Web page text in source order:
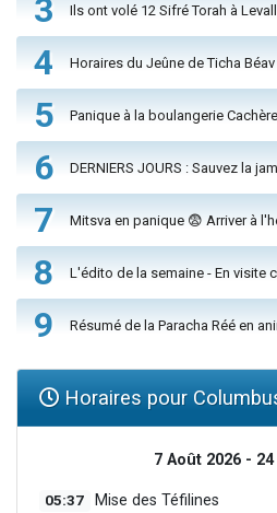
3 Ils ont volé 12 Sifré Torah à
4 Horaires du Jeûne de Ticha Béav
5 Panique à la boulangerie Cachère
6 DERNIERS JOURS : Sauvez la
7 Mitsva en panique 😨 Arriver à
8 L'édito de la semaine - En visite
9 Résumé de la Paracha Réé en
Horaires pour
7 Août 2026 - 24
05:37 Mise des Téfilines